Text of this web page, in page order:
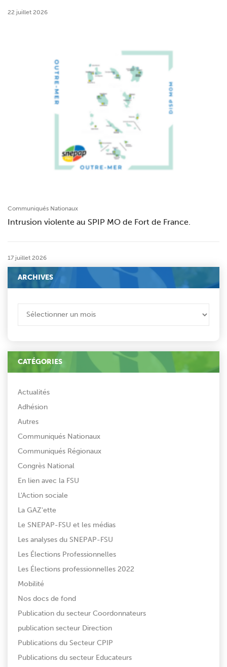
22 juillet 2026
Communiqués Nationaux
Intrusion violente au SPIP MO de Fort de France.
17 juillet 2026
ARCHIVES
CATÉGORIES
Actualités
Adhésion
Autres
Communiqués Nationaux
Communiqués Régionaux
Congrès National
En lien avec la FSU
L'Action sociale
La GAZ'ette
Le SNEPAP-FSU et les médias
Les analyses du SNEPAP-FSU
Les Élections Professionnelles
Les Élections professionnelles 2022
Mobilité
Nos docs de fond
Publication du secteur Coordonnateurs
publication secteur Direction
Publications du Secteur CPIP
Publications du secteur Educateurs